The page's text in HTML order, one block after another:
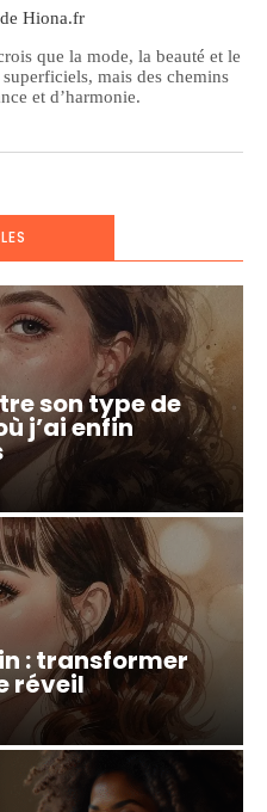
Hiona.fr
que la mode, la beauté et le
mais des chemins
et d’harmonie.
son type de
j’ai enfin
: transformer
réveil